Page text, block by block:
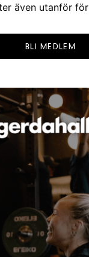
även utanför
BLI MEDLEM